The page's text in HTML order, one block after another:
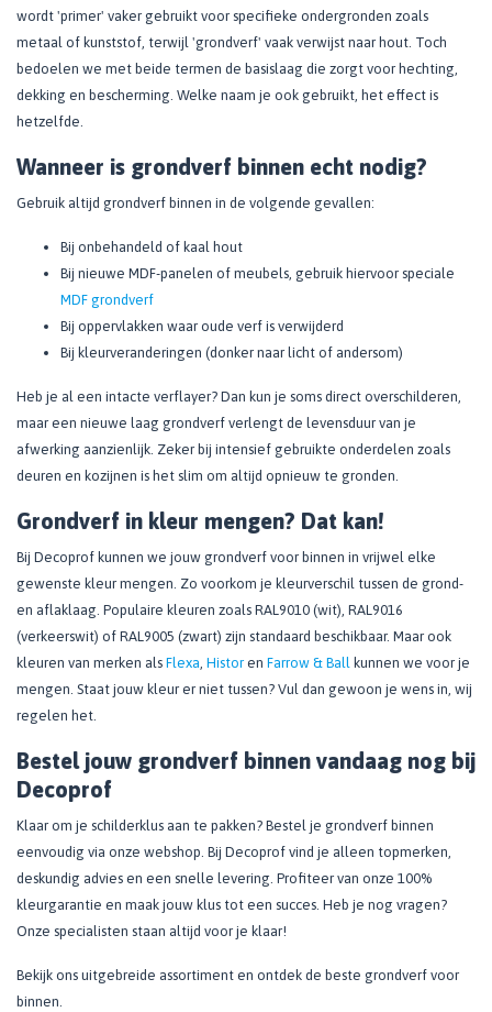
wordt 'primer' vaker gebruikt voor specifieke ondergronden zoals
metaal of kunststof, terwijl 'grondverf' vaak verwijst naar hout. Toch
bedoelen we met beide termen de basislaag die zorgt voor hechting,
dekking en bescherming. Welke naam je ook gebruikt, het effect is
hetzelfde.
Wanneer is grondverf binnen echt nodig?
Gebruik altijd grondverf binnen in de volgende gevallen:
Bij onbehandeld of kaal hout
Bij nieuwe MDF-panelen of meubels, gebruik hiervoor speciale
MDF grondverf
Bij oppervlakken waar oude verf is verwijderd
Bij kleurveranderingen (donker naar licht of andersom)
Heb je al een intacte verflayer? Dan kun je soms direct overschilderen,
maar een nieuwe laag grondverf verlengt de levensduur van je
afwerking aanzienlijk. Zeker bij intensief gebruikte onderdelen zoals
deuren en kozijnen is het slim om altijd opnieuw te gronden.
Grondverf in kleur mengen? Dat kan!
Bij Decoprof kunnen we jouw grondverf voor binnen in vrijwel elke
gewenste kleur mengen. Zo voorkom je kleurverschil tussen de grond-
en aflaklaag. Populaire kleuren zoals RAL9010 (wit), RAL9016
(verkeerswit) of RAL9005 (zwart) zijn standaard beschikbaar. Maar ook
kleuren van merken als Flexa, Historen Farrow & Ball kunnen we voor je
mengen. Staat jouw kleur er niet tussen? Vul dan gewoon je wens in, wij
regelen het.
Bestel jouw grondverf binnen vandaag nog bij
Decoprof
Klaar om je schilderklus aan te pakken? Bestel je grondverf binnen
eenvoudig via onze webshop. Bij Decoprof vind je alleen topmerken,
deskundig advies en een snelle levering. Profiteer van onze 100%
kleurgarantie en maak jouw klus tot een succes. Heb je nog vragen?
Onze specialisten staan altijd voor je klaar!
Bekijk ons uitgebreide assortiment en ontdek de beste grondverf voor
binnen.